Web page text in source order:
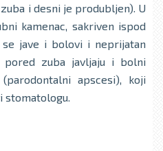
i desni je produblјen). U
kamenac, sakriven ispod
se jave i bolovi i neprijatan
zuba javlјaju i bolni
apscesi), koji
stomatologu.